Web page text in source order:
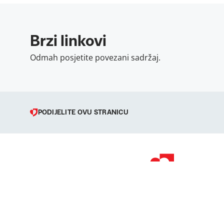
Brzi linkovi
Odmah posjetite povezani sadržaj.
PODIJELITE OVU STRANICU